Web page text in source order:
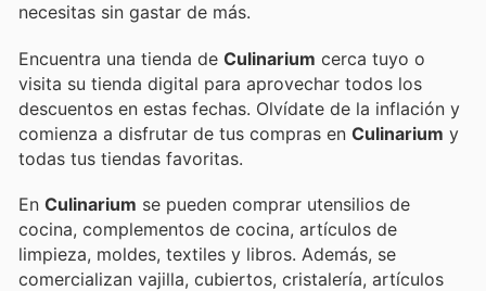
necesitas sin gastar de más.
Encuentra una tienda de Culinarium cerca tuyo o
visita su tienda digital para aprovechar todos los
descuentos en estas fechas. Olvídate de la inflación y
comienza a disfrutar de tus compras en Culinarium y
todas tus tiendas favoritas.
En Culinarium se pueden comprar utensilios de
cocina, complementos de cocina, artículos de
limpieza, moldes, textiles y libros. Además, se
comercializan vajilla, cubiertos, cristalería, artículos